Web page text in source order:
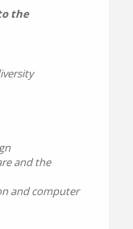
the
and the
and computer